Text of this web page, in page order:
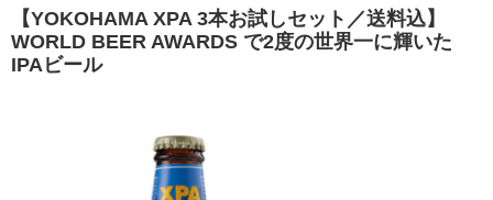
【YOKOHAMA XPA 3本お試しセット／送料込】
WORLD BEER AWARDS で2度の世界一に輝いた
IPAビール